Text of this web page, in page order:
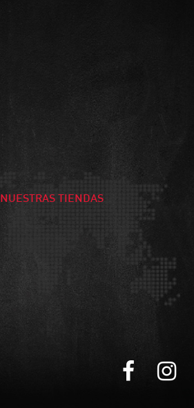
NUESTRAS TIENDAS